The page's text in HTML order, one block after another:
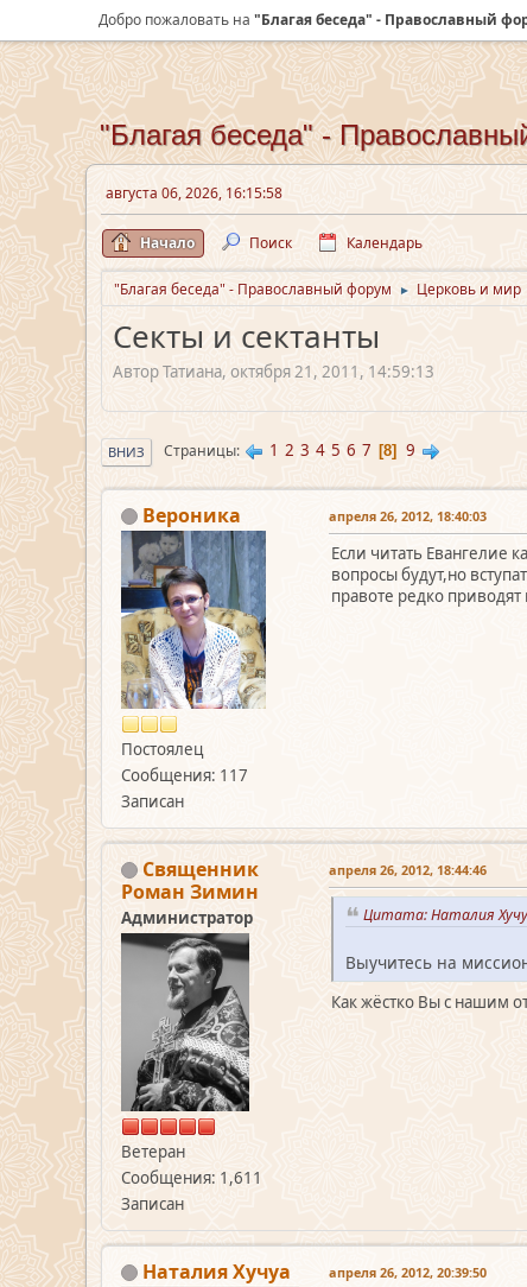
Добро пожаловать на "Благая беседа" - Православный
"Благая беседа" -
августа 06, 2026, 16:15:58
Начало Поиск Календарь
"Благая беседа" - Православный форум ► Церковь и мир
Секты и сектанты
Автор Татиана, октября 21, 2011, 14:59:13
ВНИЗ Страницы 1 2 3 4 5 6 7 8 9
Вероника
Постоялец
Сообщения: 117
Записан
апреля 26, 2012, 18:40:03
Если читать Евангелие
вопросы будут,но
правоте редко приводят
Священник
Роман Зимин
Администратор
Ветеран
Сообщения: 1,611
Записан
апреля 26, 2012, 18:44:46
Цитата: Наталия
Выучитесь на
Как жёстко Вы с нашим
Наталия Хучуа апреля 26, 2012, 20:39:50